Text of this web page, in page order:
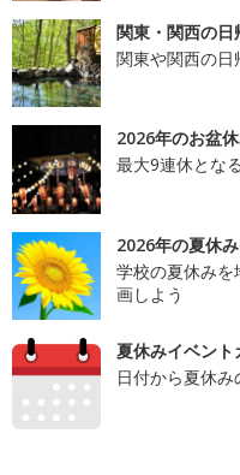
関東・関西の日
関東や関西の日
2026年のお盆
最大9連休とな
2026年の夏休
学校の夏休み
画しよう
夏休みイベント
日付から夏休